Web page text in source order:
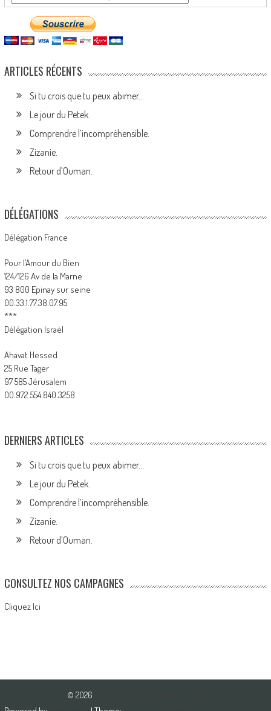
ARTICLES RÉCENTS
Si tu crois que tu peux abimer…
Le jour du Petek.
Comprendre l’incompréhensible.
Zizanie.
Retour d’Ouman.
DÉLÉGATIONS
Délégation France
Pour l’Amour du Bien
124/126 Av de la Marne
93 800 Epinay sur seine
00.33.1.77.38.07.95
***
Délégation Israël
Ahavat Hessed
25 Rue Tager
97 585 Jérusalem
00.972.554.840.3258
DERNIERS ARTICLES
Si tu crois que tu peux abimer…
Le jour du Petek.
Comprendre l’incompréhensible.
Zizanie.
Retour d’Ouman.
CONSULTEZ NOS CAMPAGNES
Cliquez Ici
© 2026